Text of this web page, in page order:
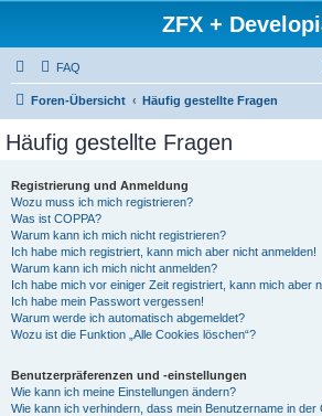
ZFX +
FAQ
Foren-Übersicht Häufig gestellte Fragen
Häufig gestellte Fragen
Registrierung und Anmeldung
Wozu muss ich mich registrieren?
Was ist COPPA?
Warum kann ich mich nicht registrieren?
Ich habe mich registriert, kann mich aber nicht anmelden!
Warum kann ich mich nicht anmelden?
Ich habe mich vor einiger Zeit registriert, kann mich aber
Ich habe mein Passwort vergessen!
Warum werde ich automatisch abgemeldet?
Wozu ist die Funktion „Alle Cookies löschen“?
Benutzerpräferenzen und -einstellungen
Wie kann ich meine Einstellungen ändern?
Wie kann ich verhindern, dass mein Benutzername in der